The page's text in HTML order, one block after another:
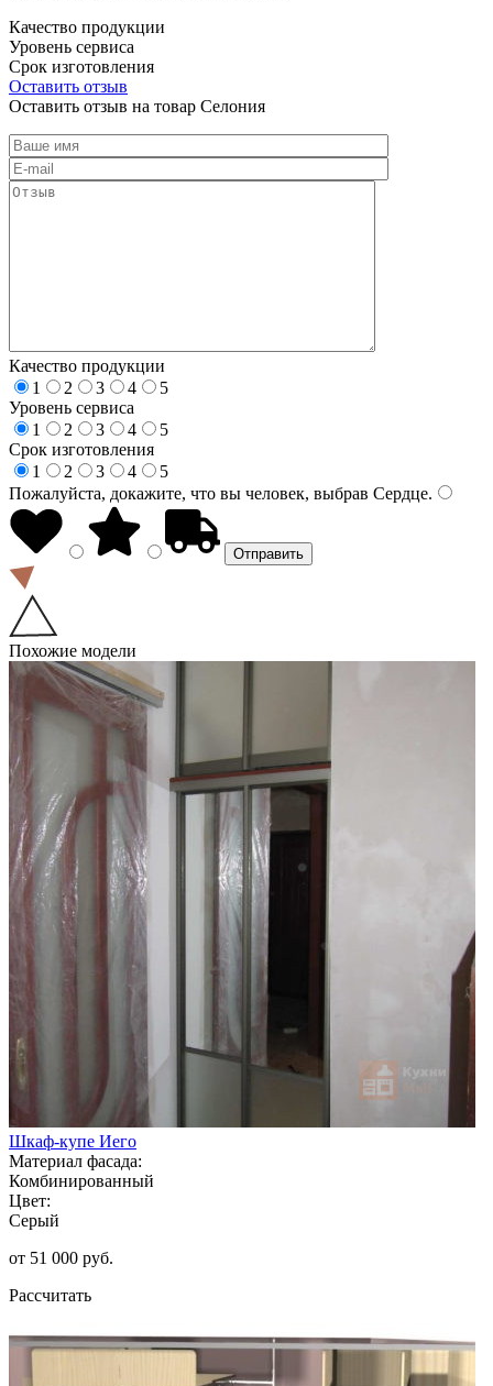
Качество продукции
Уровень сервиса
Срок изготовления
Оставить отзыв
Оставить отзыв на товар Селония
Качество продукции
1
2 3 4
5
Уровень сервиса
1
2 3 4
5
Срок изготовления
1
2 3 4
5
Пожалуйста, докажите, что вы человек, выбрав Сердце.
Похожие модели
Шкаф-купе Иего
Материал фасада:
Комбинированный
Цвет:
Серый
от 51 000 руб.
Рассчитать